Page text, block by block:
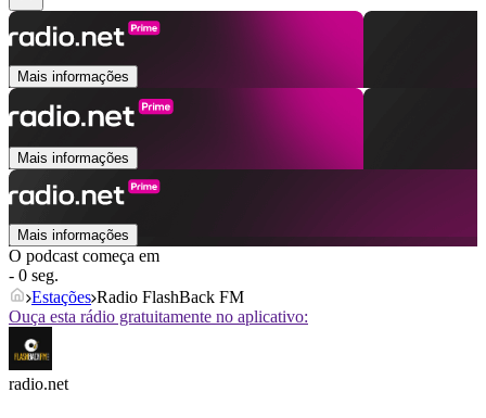
Mais informações
Mais informações
Mais informações
O podcast começa em
- 0 seg.
Estações Radio FlashBack FM
Ouça esta rádio gratuitamente no aplicativo:
radio.net